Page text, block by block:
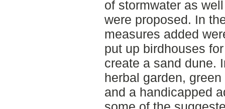
of stormwater as
were proposed. In
measures added
put up birdhouses
create a sand dune.
herbal garden,
and a handicapped